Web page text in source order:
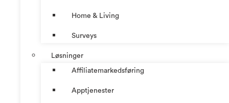
Home & Living
Surveys
Løsninger
Affiliatemarkedsføring
Apptjenester